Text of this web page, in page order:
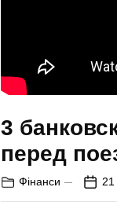
3
перед
Фінанси 21